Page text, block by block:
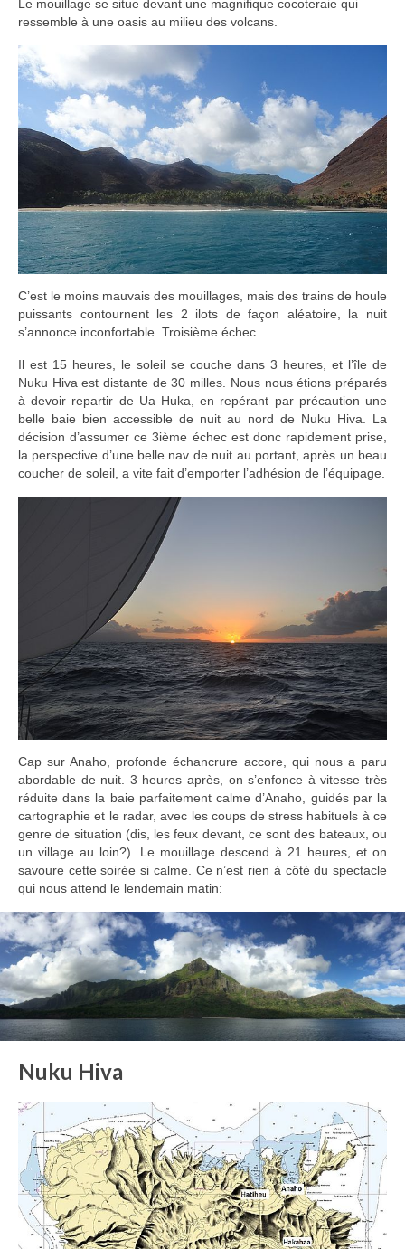
Le mouillage se situe devant une magnifique cocoteraie qui
ressemble à une oasis au milieu des volcans.
C’est le moins mauvais des mouillages, mais des trains de houle
puissants contournent les 2 ilots de façon aléatoire, la nuit
s’annonce inconfortable. Troisième échec.
Il est 15 heures, le soleil se couche dans 3 heures, et l’île de
Nuku Hiva est distante de 30 milles. Nous nous étions préparés
à devoir repartir de Ua Huka, en repérant par précaution une
belle baie bien accessible de nuit au nord de Nuku Hiva. La
décision d’assumer ce 3ième échec est donc rapidement prise,
la perspective d’une belle nav de nuit au portant, après un beau
coucher de soleil, a vite fait d’emporter l’adhésion de l’équipage.
Cap sur Anaho, profonde échancrure accore, qui nous a paru
abordable de nuit. 3 heures après, on s’enfonce à vitesse très
réduite dans la baie parfaitement calme d’Anaho, guidés par la
cartographie et le radar, avec les coups de stress habituels à ce
genre de situation (dis, les feux devant, ce sont des bateaux, ou
un village au loin?). Le mouillage descend à 21 heures, et on
savoure cette soirée si calme. Ce n’est rien à côté du spectacle
qui nous attend le lendemain matin:
Nuku Hiva